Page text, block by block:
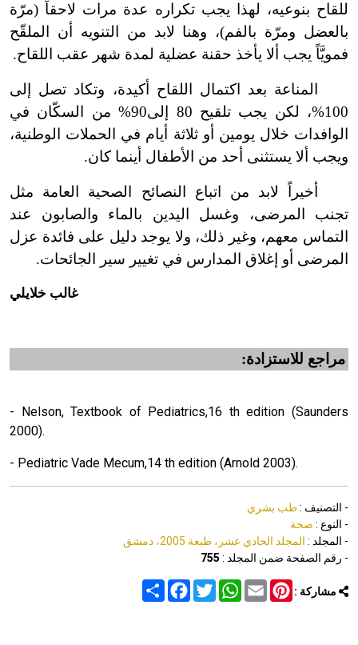
للقاح بنوعيه، لهذا يجب تكراره عدة مرات لاحقاً (مرّة
بالعضل ومرّة بالفم)، وهنا لابد من التنويه أن الملقّح
فمويَّاً يجب ألا يأخذ حقنة عضلية لمدة شهر عقب اللقاح.
المناعة بعد اكتمال اللقاح أكيدة، وتكاد تصل إلى
100%، لكن يجب تلقيح 80 إلى90% من السكّان في
الوافدات خلال يومين أو ثلاثة أيام في الحملات الوطنية،
ويجب ألا يستثنى أحد من الأطفال أينما كان.
أخيراً لابد من اتباع النصائح الصحية العامة مثل
تجنب المرضى، وغسل اليدين بالماء والصابون عند
التماس معهم، وغير ذلك، ولا يوجد دليل على فائدة عزل
المرضى أو إغلاق المدارس في تغيير سير الجائحات.
غالب خلايلي
مراجع للاستزادة:
- Nelson, Textbook of Pediatrics,16 th edition (Saunders
2000).
- Pediatric Vade Mecum,14 th edition (Arnold 2003).
- التصنيف :طب بشري
- النوع : صحة
- المجلد : المجلد الحادي عشر، طبعة 2005، دمشق
- رقم الصفحة ضمن المجلد : 755
مشاركة : Share
FacebookTwitter
WhatsAppEmail
Pinterest